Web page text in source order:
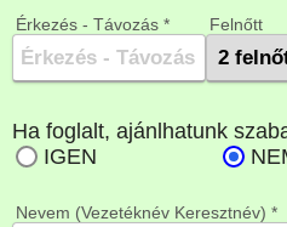
Érkezés - Távozás * Felnőtt
Nevem (Vezetéknév Keresztnév) *